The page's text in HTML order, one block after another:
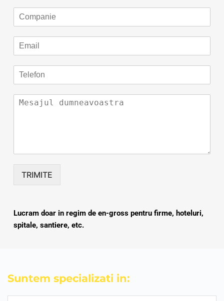
TRIMITE
Lucram doar in regim de en-gross pentru firme, hoteluri,
spitale, santiere, etc.
Suntem specializati in: